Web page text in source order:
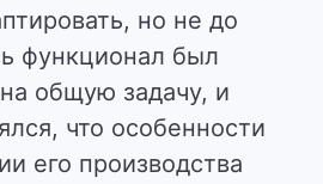
но не до
функционал был
общую задачу, и
что особенности
его производства